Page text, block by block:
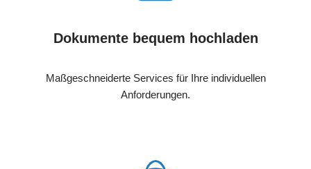
Dokumente bequem hochladen
Maßgeschneiderte Services für Ihre individuellen
Anforderungen.